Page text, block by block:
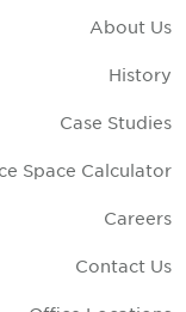
About Us
History
Case Studies
Space Calculator
Careers
Contact Us